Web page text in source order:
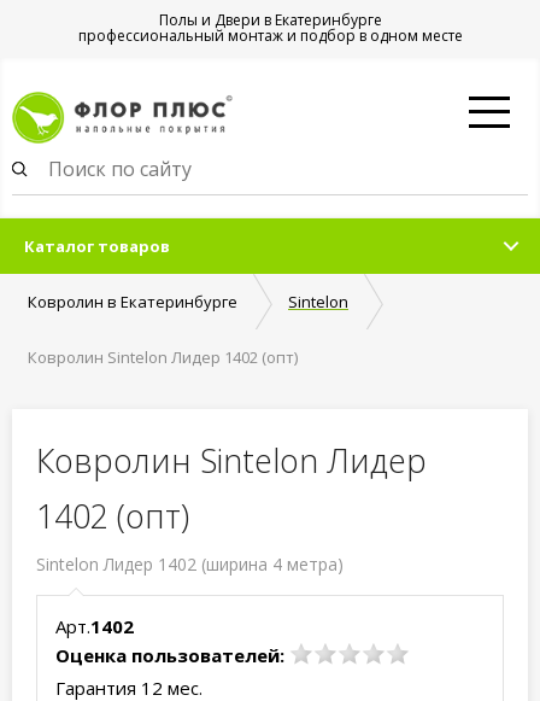
Полы и Двери в Екатеринбурге
профессиональный монтаж и подбор в одном месте
Каталог товаров
Ковролин в Екатеринбурге Sintelon
Ковролин Sintelon Лидер 1402 (опт)
Ковролин Sintelon Лидер
1402 (опт)
Sintelon Лидер 1402 (ширина 4 метра)
Арт.1402
Оценка пользователей:
Гарантия 12 мес.